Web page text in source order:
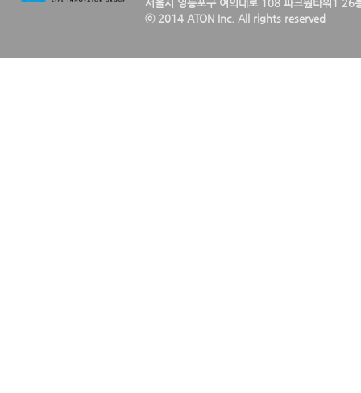
서울시 영등포구 여의대로 108 파크원타워1 26
ⓒ 2014 ATON Inc. All rights reserved